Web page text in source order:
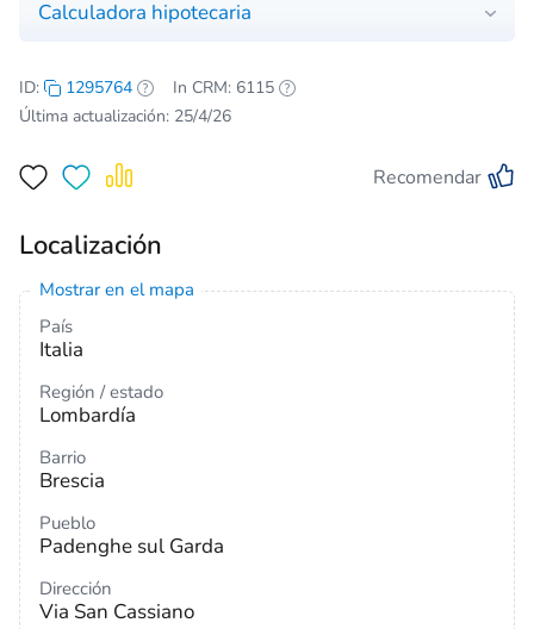
Calculadora hipotecaria
ID: 1295764
In CRM: 6115
Última actualización: 25/4/26
Recomendar
Localización
Mostrar en el mapa
País
Italia
Región / estado
Lombardía
Barrio
Brescia
Pueblo
Padenghe sul Garda
Dirección
Via San Cassiano